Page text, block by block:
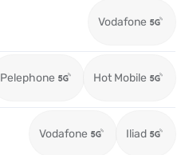
Vodafone
Pelephone Hot Mobile
Vodafone Iliad